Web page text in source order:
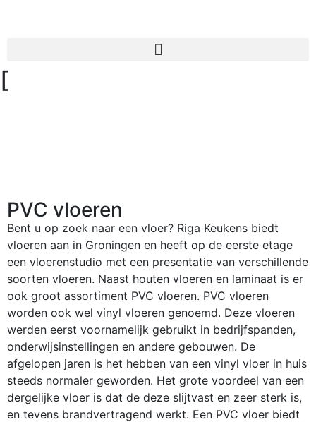
[
PVC vloeren
Bent u op zoek naar een vloer? Riga Keukens biedt
vloeren aan in Groningen en heeft op de eerste etage
een vloerenstudio met een presentatie van verschillende
soorten vloeren. Naast houten vloeren en laminaat is er
ook groot assortiment PVC vloeren. PVC vloeren
worden ook wel vinyl vloeren genoemd. Deze vloeren
werden eerst voornamelijk gebruikt in bedrijfspanden,
onderwijsinstellingen en andere gebouwen. De
afgelopen jaren is het hebben van een vinyl vloer in huis
steeds normaler geworden. Het grote voordeel van een
dergelijke vloer is dat de deze slijtvast en zeer sterk is,
en tevens brandvertragend werkt. Een PVC vloer biedt